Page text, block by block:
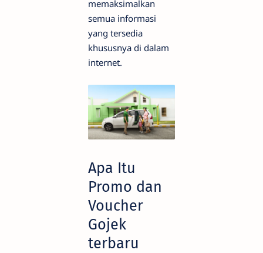
memaksimalkan
semua informasi
yang tersedia
khususnya di dalam
internet.
Apa Itu
Promo dan
Voucher
Gojek
terbaru